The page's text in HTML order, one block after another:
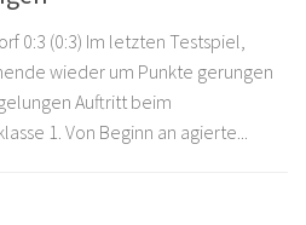
0:3 (0:3) Im letzten Testspiel,
wieder um Punkte gerungen
Auftritt beim
1. Von Beginn an agierte...